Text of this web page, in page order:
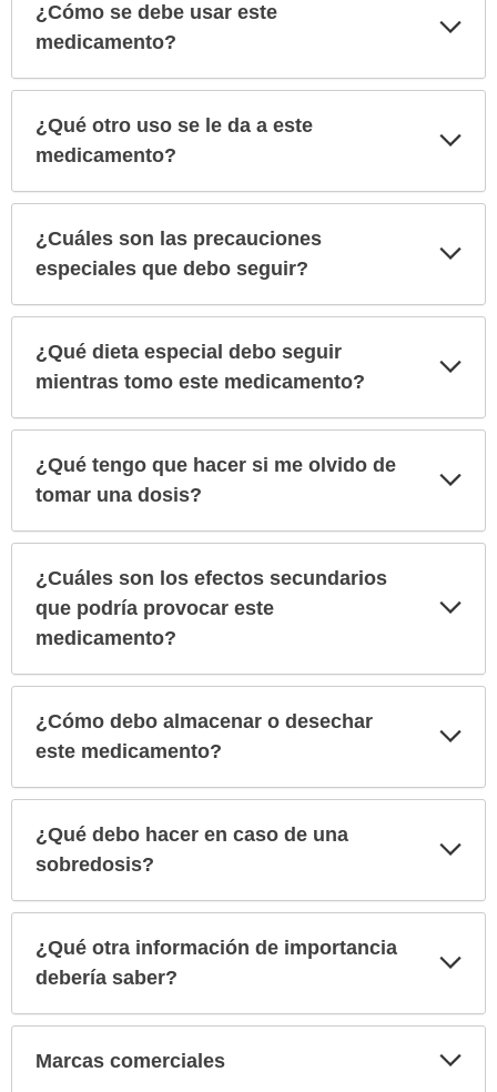
¿Cómo se debe usar este
medicamento?
¿Qué otro uso se le da a este
medicamento?
¿Cuáles son las precauciones
especiales que debo seguir?
¿Qué dieta especial debo seguir
mientras tomo este medicamento?
¿Qué tengo que hacer si me olvido de
tomar una dosis?
¿Cuáles son los efectos secundarios
que podría provocar este
medicamento?
¿Cómo debo almacenar o desechar
este medicamento?
¿Qué debo hacer en caso de una
sobredosis?
¿Qué otra información de importancia
debería saber?
Marcas comerciales